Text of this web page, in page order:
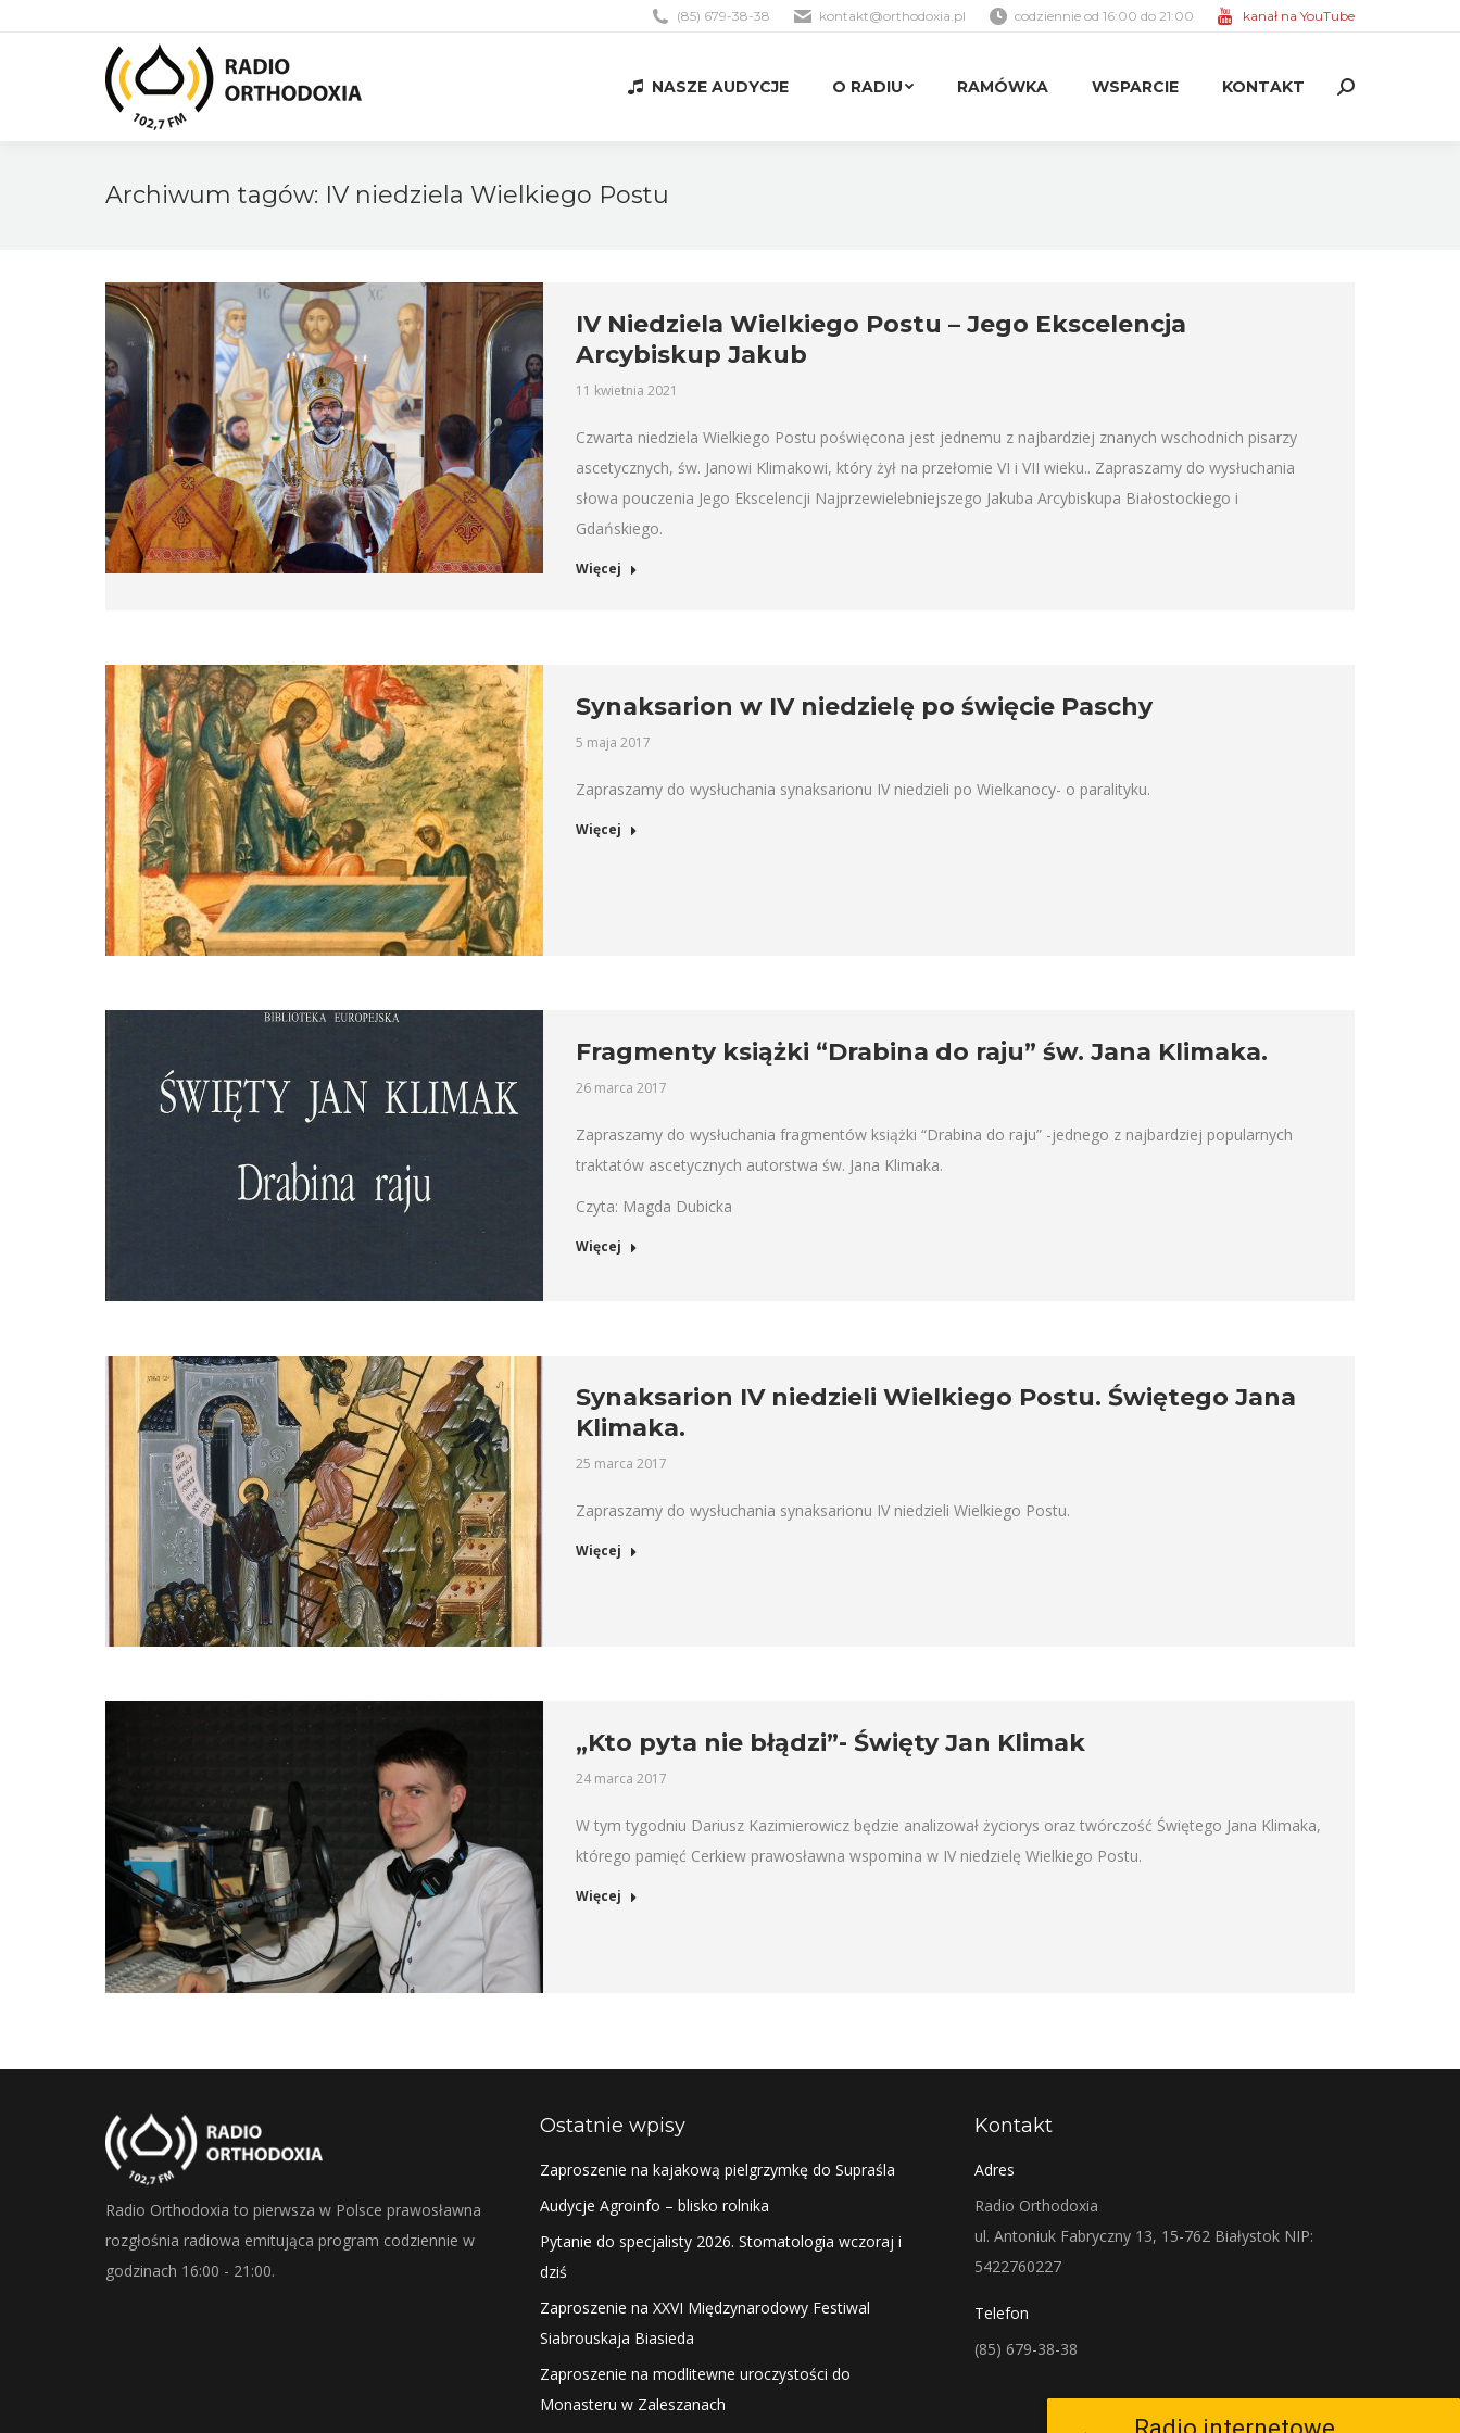
(85) 679-38-38 kontakt@orthodoxia.pl codziennie od 16:00 do 21:00 kanał na YouTube
NASZE AUDYCJE O RADIU RAMÓWKA WSPARCIE KONTAKT Search:
Archiwum tagów: IV niedziela Wielkiego Postu
IV Niedziela Wielkiego Postu – Jego Ekscelencja
Arcybiskup Jakub
11 kwietnia 2021
Czwarta niedziela Wielkiego Postu poświęcona jest jednemu z najbardziej znanych wschodnich pisarzy
ascetycznych, św. Janowi Klimakowi, który żył na przełomie VI i VII wieku.. Zapraszamy do wysłuchania
słowa pouczenia Jego Ekscelencji Najprzewielebniejszego Jakuba Arcybiskupa Białostockiego i
Gdańskiego.
Więcej
Synaksarion w IV niedzielę po święcie Paschy
5 maja 2017
Zapraszamy do wysłuchania synaksarionu IV niedzieli po Wielkanocy- o paralityku.
Więcej
Fragmenty książki “Drabina do raju” św. Jana Klimaka.
26 marca 2017
Zapraszamy do wysłuchania fragmentów książki “Drabina do raju” -jednego z najbardziej popularnych
traktatów ascetycznych autorstwa św. Jana Klimaka.
Czyta: Magda Dubicka
Więcej
Synaksarion IV niedzieli Wielkiego Postu. Świętego Jana
Klimaka.
25 marca 2017
Zapraszamy do wysłuchania synaksarionu IV niedzieli Wielkiego Postu.
Więcej
„Kto pyta nie błądzi”- Święty Jan Klimak
24 marca 2017
W tym tygodniu Dariusz Kazimierowicz będzie analizował życiorys oraz twórczość Świętego Jana Klimaka,
którego pamięć Cerkiew prawosławna wspomina w IV niedzielę Wielkiego Postu.
Więcej
Radio Orthodoxia to pierwsza w Polsce prawosławna
rozgłośnia radiowa emitująca program codziennie w
godzinach 16:00 - 21:00.
Ostatnie wpisy
Zaproszenie na kajakową pielgrzymkę do Supraśla
Audycje Agroinfo – blisko rolnika
Pytanie do specjalisty 2026. Stomatologia wczoraj i
dziś
Zaproszenie na XXVI Międzynarodowy Festiwal
Siabrouskaja Biasieda
Zaproszenie na modlitewne uroczystości do
Monasteru w Zaleszanach
Kontakt
Adres
Radio Orthodoxia
ul. Antoniuk Fabryczny 13, 15-762 Białystok NIP:
5422760227
Telefon
(85) 679-38-38